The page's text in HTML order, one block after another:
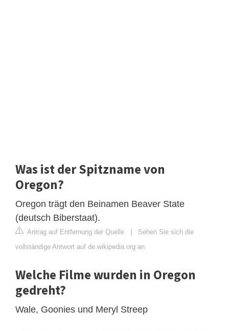
Was ist der Spitzname von
Oregon?
Oregon trägt den Beinamen Beaver State
(deutsch Biberstaat).
Antrag auf Entfernung der Quelle | Sehen Sie sich die
vollständige Antwort auf de.wikipedia.org an
Welche Filme wurden in Oregon
gedreht?
Wale, Goonies und Meryl Streep